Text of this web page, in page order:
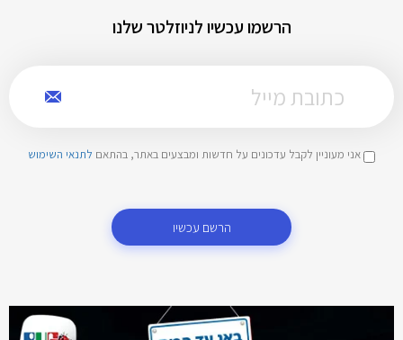
הרשמו עכשיו לניוזלטר שלנו
אני מעוניין לקבל עדכונים על חדשות ומבצעים באתר, בהתאם לתנאי השימוש
הרשם עכשיו